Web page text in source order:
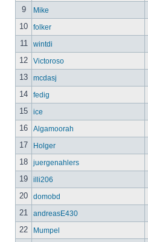
9 Mike
10 folker
11 wintdi
12 Victoroso
13 mcdasj
14 fedig
15 ice
16 Algamoorah
17 Holger
18 juergenahlers
19 illi206
20 domobd
21 andreasE430
22 Mumpel